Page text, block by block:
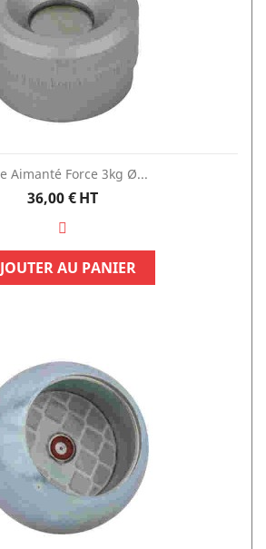
Aimanté Force 3kg Ø...
Prix
36,00 €HT
AU PANIER